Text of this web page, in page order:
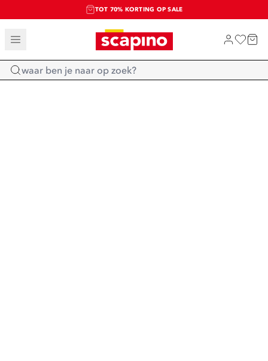
TOT 70% KORTING OP SALE
SALE: LAATSTE KANS!
SHOP NIEUW
Home